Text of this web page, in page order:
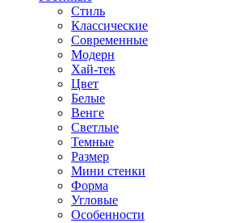
Стиль
Классические
Современные
Модерн
Хай-тек
Цвет
Белые
Венге
Светлые
Темные
Размер
Мини стенки
Форма
Угловые
Особенности